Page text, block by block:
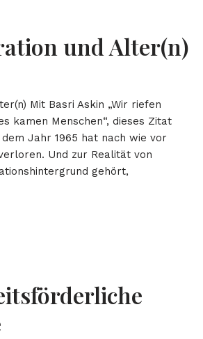
und Alter(n)
Mit Basri Askin „Wir riefen
kamen Menschen“, dieses Zitat
Jahr 1965 hat nach wie vor
Und zur Realität von
gehört,